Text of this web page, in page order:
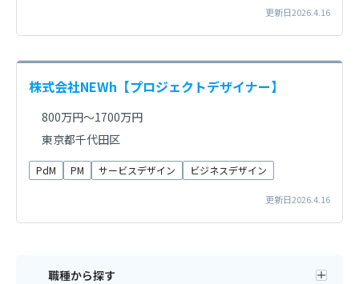
更新日2026.4.16
株式会社NEWh【プロジェクトデザイナー】
800万円～1700万円
東京都千代田区
PdM PM サービスデザイン ビジネスデザイン
更新日2026.4.16
職種から探す